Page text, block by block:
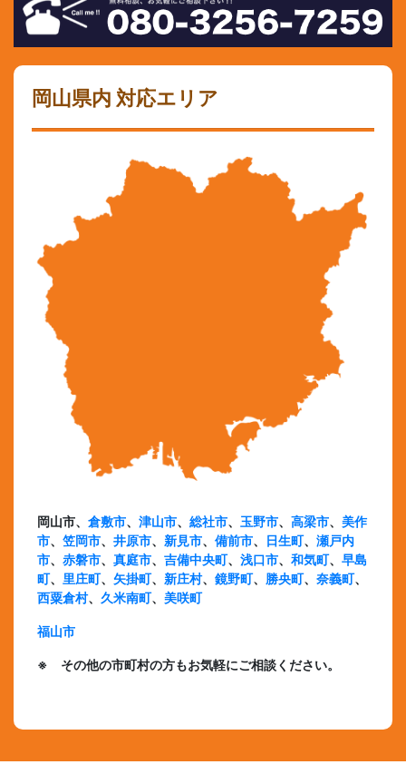
岡山県内 対応エリア
岡山市、 倉敷市、 津山市、 総社市、 玉野市、 高梁市、 美作
市、 笠岡市、 井原市、 新見市、 備前市、 日生町、 瀬戸内
市、 赤磐市、 真庭市、 吉備中央町、 浅口市、 和気町、 早島
町、 里庄町、 矢掛町、 新庄村、 鏡野町、 勝央町、 奈義町、
西粟倉村、 久米南町、 美咲町
福山市
※ その他の市町村の方もお気軽にご相談ください。